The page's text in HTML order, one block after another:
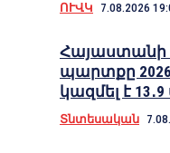
ՈՒՎԿ 7.08.2026
պարտքը
կազմել է
Տնտեսական